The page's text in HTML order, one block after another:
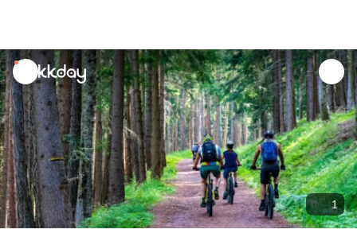
unread
notifications
1